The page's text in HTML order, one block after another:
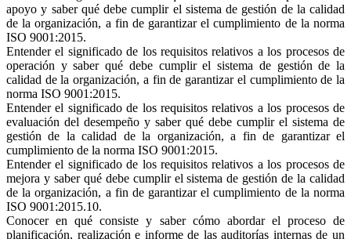
apoyo y saber qué debe cumplir el sistema de gestión de la calidad
de la organización, a fin de garantizar el cumplimiento de la norma
ISO 9001:2015.
Entender el significado de los requisitos relativos a los procesos de
operación y saber qué debe cumplir el sistema de gestión de la
calidad de la organización, a fin de garantizar el cumplimiento de la
norma ISO 9001:2015.
Entender el significado de los requisitos relativos a los procesos de
evaluación del desempeño y saber qué debe cumplir el sistema de
gestión de la calidad de la organización, a fin de garantizar el
cumplimiento de la norma ISO 9001:2015.
Entender el significado de los requisitos relativos a los procesos de
mejora y saber qué debe cumplir el sistema de gestión de la calidad
de la organización, a fin de garantizar el cumplimiento de la norma
ISO 9001:2015.10.
Conocer en qué consiste y saber cómo abordar el proceso de
planificación, realización e informe de las auditorías internas de un